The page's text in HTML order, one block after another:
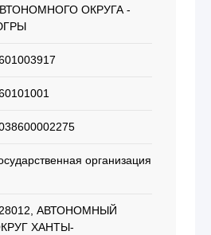
ОКРУГА -
организация
АВТОНОМНЫЙ
ХАНТЫ-